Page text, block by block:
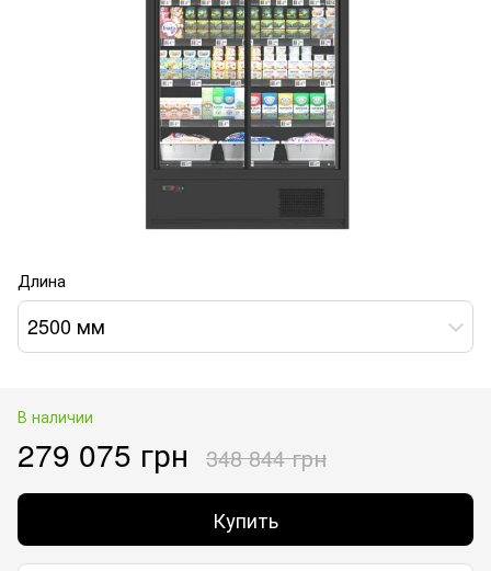
Длина
2500 мм
В наличии
279 075 грн 348 844 грн
Купить